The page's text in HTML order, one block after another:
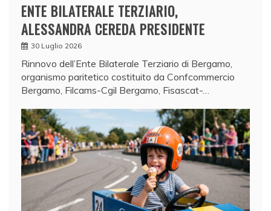
ENTE BILATERALE TERZIARIO,
ALESSANDRA CEREDA PRESIDENTE
30 Luglio 2026
Rinnovo dell’Ente Bilaterale Terziario di Bergamo,
organismo paritetico costituito da Confcommercio
Bergamo, Filcams-Cgil Bergamo, Fisascat-…